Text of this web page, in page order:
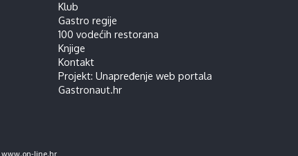
Klub
Gastro regije
100 vodećih restorana
Knjige
Kontakt
Projekt: Unapređenje web portala
Gastronaut.hr
www.on-line.hr